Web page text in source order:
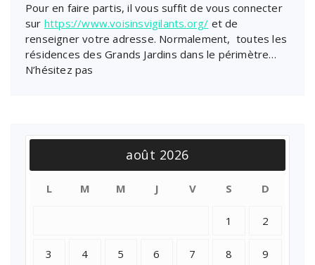
Pour en faire partis, il vous suffit de vous connecter
sur https://www.voisinsvigilants.org/ et de
renseigner votre adresse. Normalement, toutes les
résidences des Grands Jardins dans le périmètre…
N’hésitez pas
août 2026
L M M J V S D
1 2
3 4 5 6 7 8 9